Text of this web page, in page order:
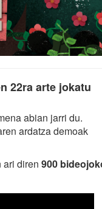
22ra arte jokatu
abian jarri du.
ardatza demoak
ari diren 900